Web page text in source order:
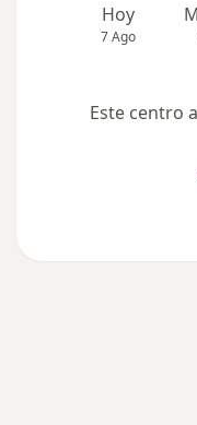
Hoy
7 Ago
Este centro